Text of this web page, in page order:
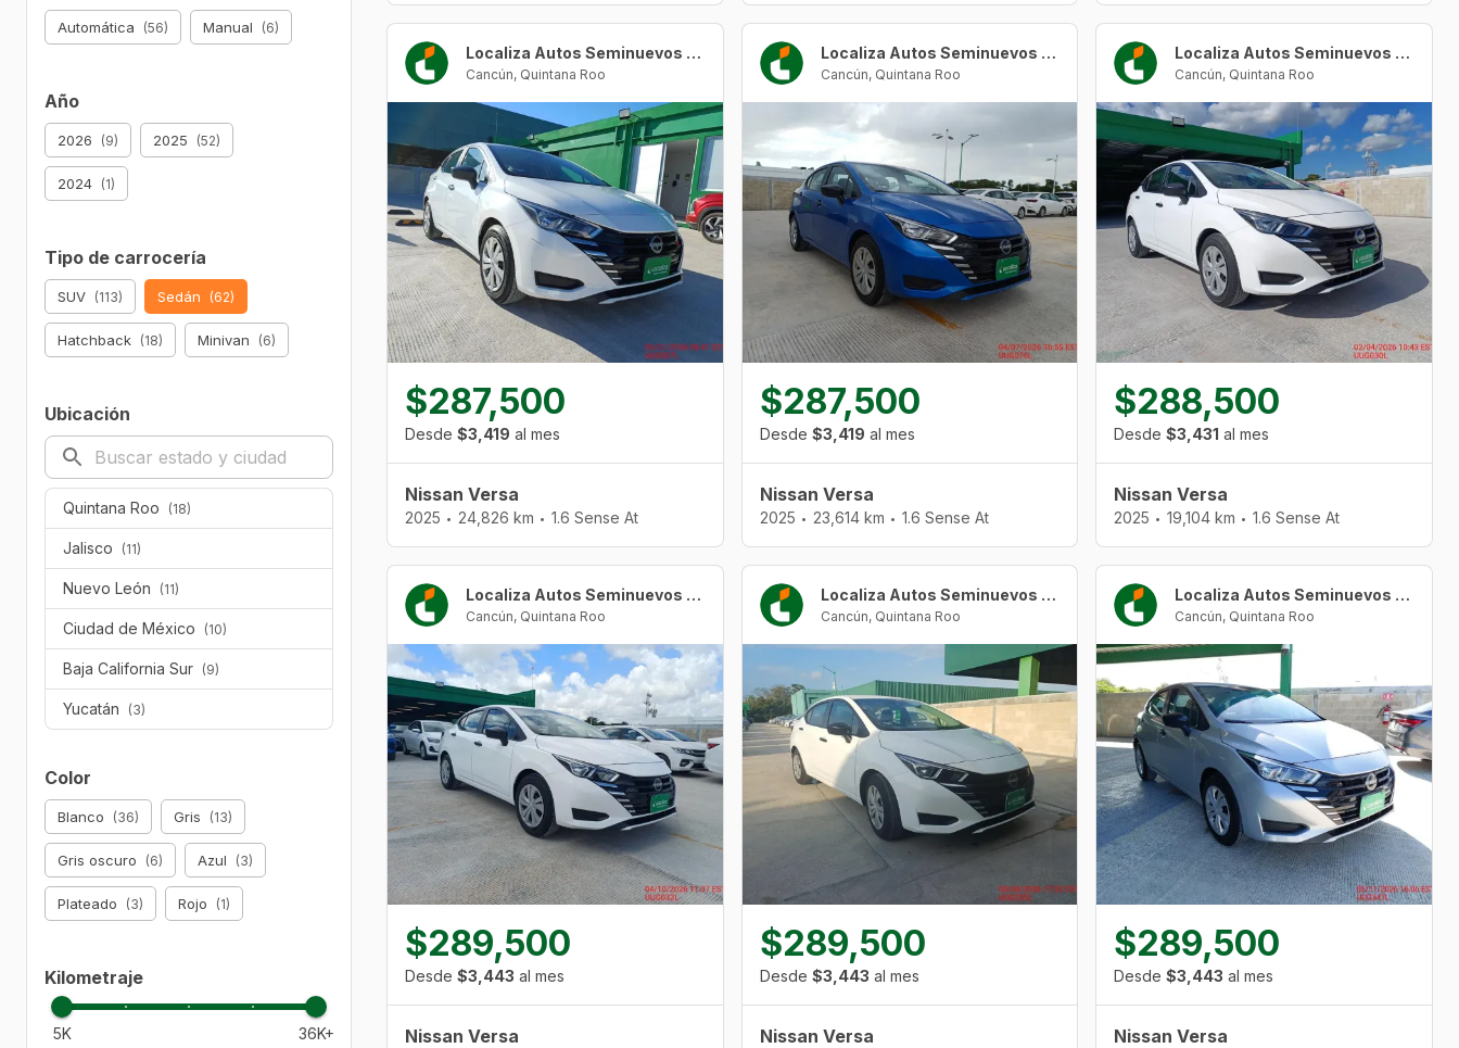
Automática (56) Manual (6)
Año
2026 (9) 2025 (52)
2024 (1)
Tipo de carrocería
SUV (113) Sedán (62)
Hatchback (18) Minivan (6)
Ubicación
Quintana Roo (18)
Jalisco (11)
Nuevo León (11)
Ciudad de México (10)
Baja California Sur (9)
Yucatán (3)
Color
Blanco (36) Gris (13)
Gris oscuro (6) Azul (3)
Plateado (3) Rojo (1)
Kilometraje
5K 36K+
Localiza Autos Seminuevos Cancún Urban Center
Cancún, Quintana Roo
$287,500
Desde $3,419 al mes
Nissan Versa
2025 • 24,826 km • 1.6 Sense At
Localiza Autos Seminuevos Cancún Urban Center
Cancún, Quintana Roo
$287,500
Desde $3,419 al mes
Nissan Versa
2025 • 23,614 km • 1.6 Sense At
Localiza Autos Seminuevos Cancún Urban Center
Cancún, Quintana Roo
$288,500
Desde$3,431 al mes
Nissan Versa
2025 • 19,104 km • 1.6 Sense At
Localiza Autos Seminuevos Cancún Urban Center
Cancún, Quintana Roo
$289,500
Desde $3,443 al mes
Nissan Versa
Localiza Autos Seminuevos Cancún Urban Center
Cancún, Quintana Roo
$289,500
Desde $3,443 al mes
Nissan Versa
Localiza Autos Seminuevos Cancún Urban Center
Cancún, Quintana Roo
$289,500
Desde$3,443 al mes
Nissan Versa